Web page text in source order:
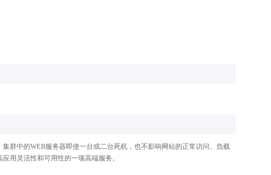
群中的WEB服务器即使一台或二台死机，也不影响网站的正常访问。负载
用灵活性和可用性的一项高端服务。